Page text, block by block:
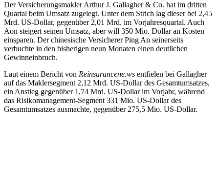
Der Versicherungsmakler Arthur J. Gallagher & Co. hat im dritten
Quartal beim Umsatz zugelegt. Unter dem Strich lag dieser bei 2,45
Mrd. US-Dollar, gegenüber 2,01 Mrd. im Vorjahresquartal. Auch
Aon steigert seinen Umsatz, aber will 350 Mio. Dollar an Kosten
einsparen. Der chinesische Versicherer Ping An seinerseits
verbuchte in den bisherigen neun Monaten einen deutlichen
Gewinneinbruch.
Laut einem Bericht von Reinsurancene.ws entfielen bei Gallagher
auf das Maklersegment 2,12 Mrd. US-Dollar des Gesamtumsatzes,
ein Anstieg gegenüber 1,74 Mrd. US-Dollar im Vorjahr, während
das Risikomanagement-Segment 331 Mio. US-Dollar des
Gesamtumsatzes ausmachte, gegenüber 275,5 Mio. US-Dollar.